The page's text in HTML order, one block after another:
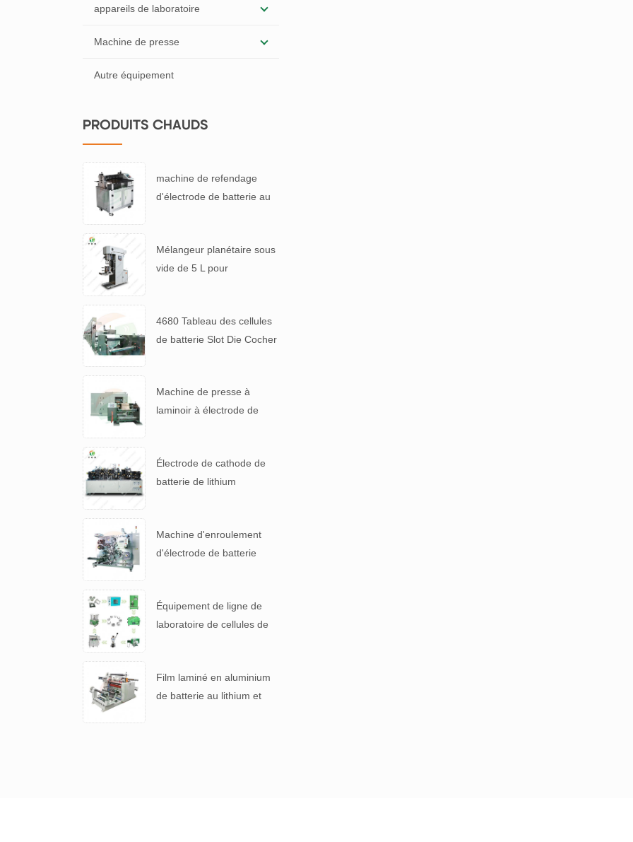
appareils de laboratoire
Machine de presse
Autre équipement
PRODUITS CHAUDS
machine de refendage
d'électrode de batterie au
Mélangeur planétaire sous
vide de 5 L pour
4680 Tableau des cellules
de batterie Slot Die Cocher
Machine de presse à
laminoir à électrode de
Électrode de cathode de
batterie de lithium
Machine d'enroulement
d'électrode de batterie
Équipement de ligne de
laboratoire de cellules de
Film laminé en aluminium
de batterie au lithium et